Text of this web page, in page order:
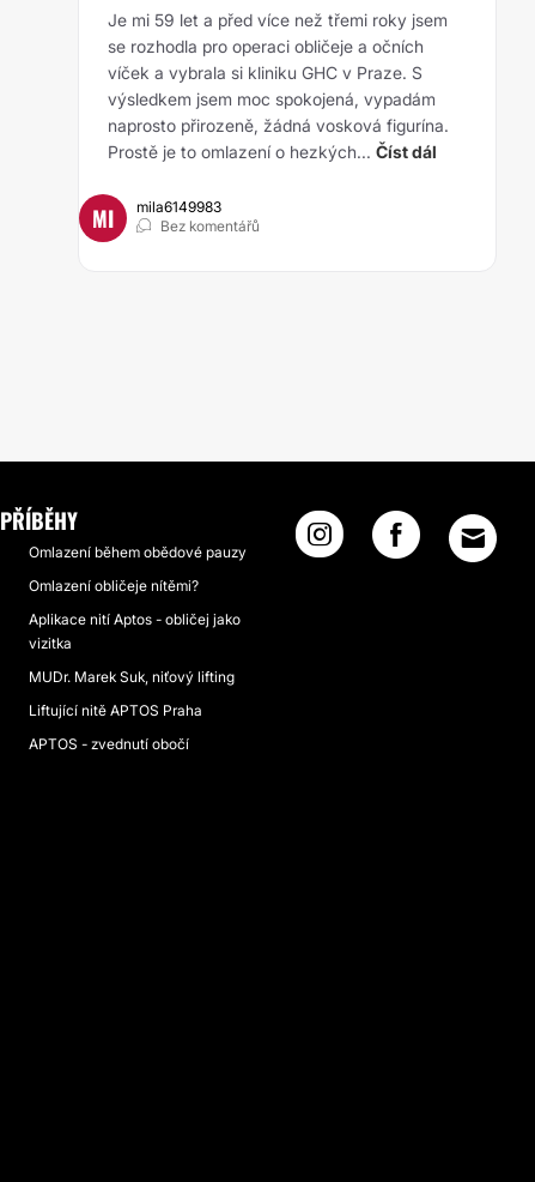
Je mi 59 let a před více než třemi roky jsem
se rozhodla pro operaci obličeje a očních
víček a vybrala si kliniku GHC v Praze. S
výsledkem jsem moc spokojená, vypadám
naprosto přirozeně, žádná vosková figurína.
Prostě je to omlazení o hezkých... Číst dál
MI
mila6149983
Bez komentářů
PŘÍBĚHY
Omlazení během obědové pauzy
Omlazení obličeje nítěmi?
Aplikace nití Aptos - obličej jako
vizitka
MUDr. Marek Suk, niťový lifting
Liftující nitě APTOS Praha
APTOS - zvednutí obočí